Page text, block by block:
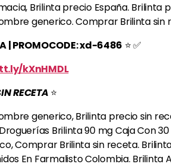
Brilinta precio España.
generico. Comprar Brilinta
| PROMOCODE: xd-6486 ⭐️ ✅
kXnHMDL
RECETA ⭐️
generico, Brilinta precio sin
Brilinta 90 mg Caja Con
Comprar Brilinta sin receta.
En Farmalisto Colombia.